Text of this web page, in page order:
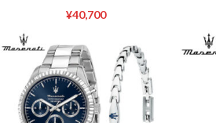
¥40,700